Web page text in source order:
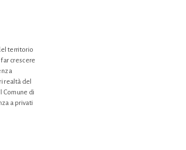
territorio
crescere
realtà del
Comune di
a privati